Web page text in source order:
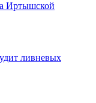
Иртышской
ливневых